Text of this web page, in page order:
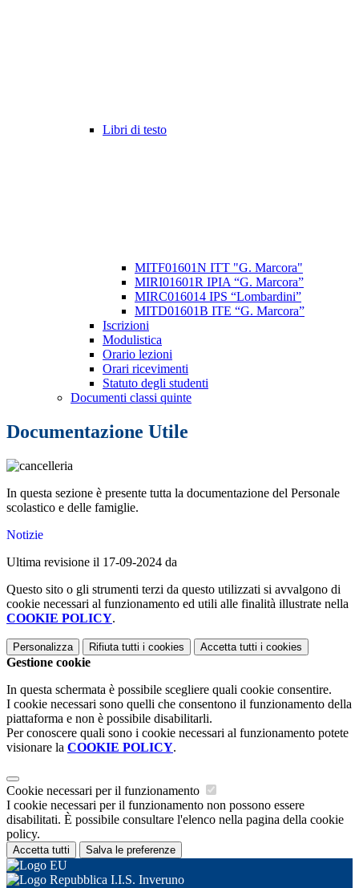
Libri di testo
MITF01601N ITT "G. Marcora"
MIRI01601R IPIA “G. Marcora”
MIRC016014 IPS “Lombardini”
MITD01601B ITE “G. Marcora”
Iscrizioni
Modulistica
Orario lezioni
Orari ricevimenti
Statuto degli studenti
Documenti classi quinte
Documentazione Utile
In questa sezione è presente tutta la documentazione del Personale
scolastico e delle famiglie.
Notizie
Ultima revisione il 17-09-2024 da
Questo sito o gli strumenti terzi da questo utilizzati si avvalgono di
cookie necessari al funzionamento ed utili alle finalità illustrate nella
COOKIE POLICY.
Personalizza Rifiuta tutti i cookies Accetta tutti i cookies
Gestione cookie
In questa schermata è possibile scegliere quali cookie consentire.
I cookie necessari sono quelli che consentono il funzionamento della
piattaforma e non è possibile disabilitarli.
Per conoscere quali sono i cookie necessari al funzionamento potete
visionare la COOKIE POLICY.
Cookie necessari per il funzionamento
I cookie necessari per il funzionamento non possono essere
disabilitati. È possibile consultare l'elenco nella pagina della cookie
policy.
Accetta tutti Salva le preferenze
I.I.S. Inveruno